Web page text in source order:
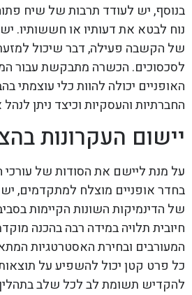
בנוסף, יש לעודד תרבות של שיח
נוח לבטא את דעותיו או חששותיו.
של הקשבה פעילה, דבר שיכול למזער
לסכסוכים. הכשרה מתבקשת עבור
האופניים יכולה להוות כלי עוצמתי
החברתיות והעסקיות וכיצד ניתן
יישום העקרונות
על מנת ליישם את הסודות של עורכי
בחדר אופניים מוצלח למתקדמים,
של הדינמיקות השונות הקיימות
חיובית תלויה במידה רבה בהכנה
המעורבים ובחירת האסטרטגיות
כל פרט קטן יכול להשפיע על
להקדיש תשומת לב לכל שלב